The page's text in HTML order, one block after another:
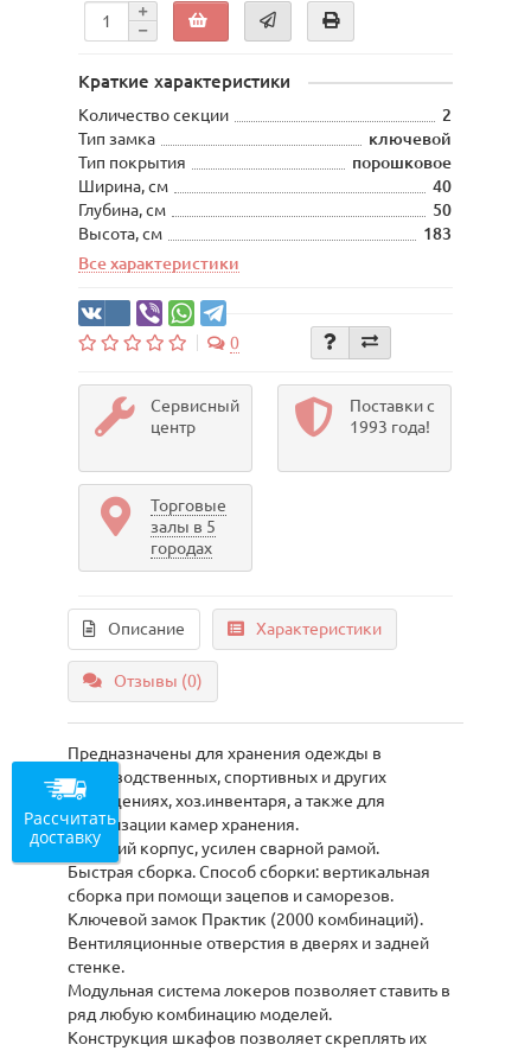
Краткие характеристики
Количество секции
2
Тип замка
ключевой
Тип покрытия
порошковое
Ширина, см
40
Глубина, см
50
Высота, см
183
Все характеристики
0
Сервисный
центр
Поставки с
1993 года!
Торговые
залы в 5
городах
Описание Характеристики
Отзывы (0)
Предназначены для хранения одежды в
производственных, спортивных и других
помещениях, хоз.инвентаря, а также для
организации камер хранения.
Жесткий корпус, усилен сварной рамой.
Быстрая сборка. Способ сборки: вертикальная
сборка при помощи зацепов и саморезов.
Ключевой замок Практик (2000 комбинаций).
Вентиляционные отверстия в дверях и задней
стенке.
Модульная система локеров позволяет ставить в
ряд любую комбинацию моделей.
Конструкция шкафов позволяет скреплять их
Рассчитать
доставку